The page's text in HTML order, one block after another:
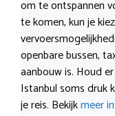
om te ontspannen
te komen, kun je
openbare bussen,
aanbouw is. Houd
Istanbul soms druk
je reis. Bekijkmeer